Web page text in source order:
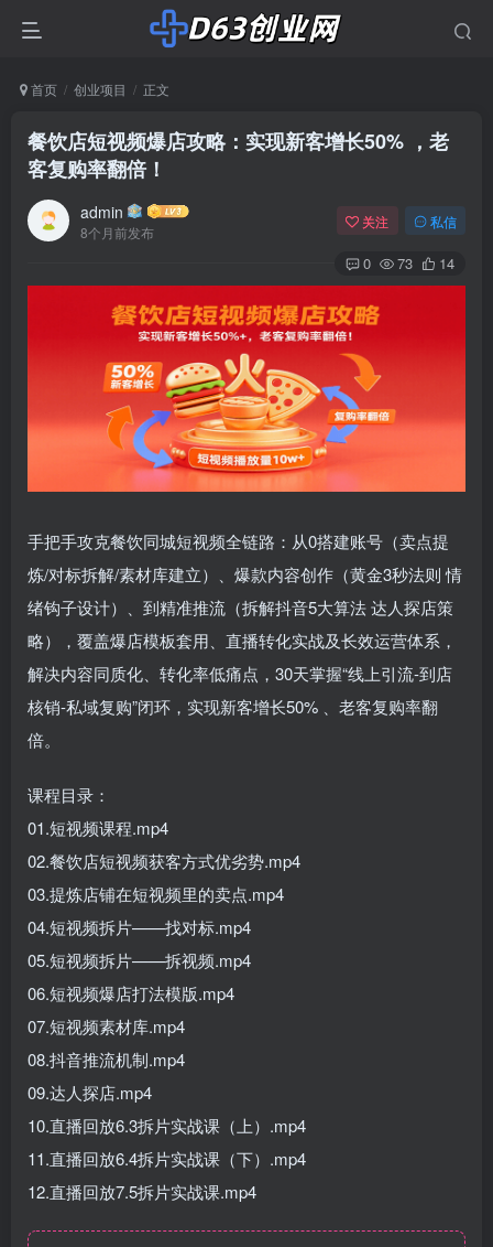
首页 创业项目 正文
餐饮店短视频爆店攻略：实现新客增长50% ，老
客复购率翻倍！
admin
8个月前发布
关注 私信
0 73 14
手把手攻克餐饮同城短视频全链路：从0搭建账号（卖点提
炼/对标拆解/素材库建立）、爆款内容创作（黄金3秒法则 情
绪钩子设计）、到精准推流（拆解抖音5大算法 达人探店策
略），覆盖爆店模板套用、直播转化实战及长效运营体系，
解决内容同质化、转化率低痛点，30天掌握“线上引流-到店
核销-私域复购”闭环，实现新客增长50% 、老客复购率翻
倍。
课程目录：
01.短视频课程.mp4
02.餐饮店短视频获客方式优劣势.mp4
03.提炼店铺在短视频里的卖点.mp4
04.短视频拆片——找对标.mp4
05.短视频拆片——拆视频.mp4
06.短视频爆店打法模版.mp4
07.短视频素材库.mp4
08.抖音推流机制.mp4
09.达人探店.mp4
10.直播回放6.3拆片实战课（上）.mp4
11.直播回放6.4拆片实战课（下）.mp4
12.直播回放7.5拆片实战课.mp4